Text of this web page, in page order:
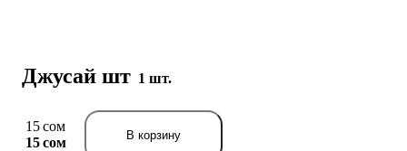
Джусай шт 1 шт.
15 сом
15 сом
В корзину